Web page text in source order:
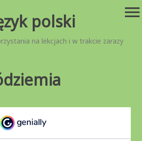
polski
na lekcjach i w trakcie zarazy
menu